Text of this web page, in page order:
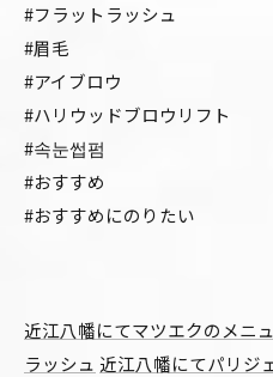
#フラットラッシュ
#眉毛
#アイブロウ
#ハリウッドブロウリフト
#속눈썹펌
#おすすめ
#おすすめにのりたい
近江八幡にてマツエクのメニ
ラッシュ 近江八幡にてパリジ